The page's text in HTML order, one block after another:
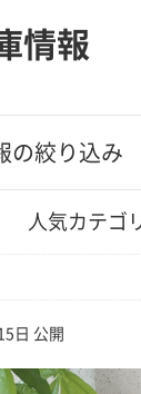
情報
の絞り込み
人気カテゴ
日 公開